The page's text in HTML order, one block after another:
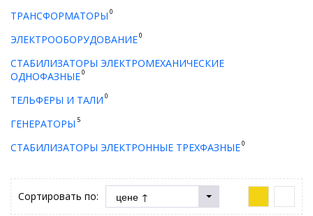
ТРАНСФОРМАТОРЫ 0
ЭЛЕКТРООБОРУДОВАНИЕ0
СТАБИЛИЗАТОРЫ ЭЛЕКТРОМЕХАНИЧЕСКИЕ
ОДНОФАЗНЫЕ0
ТЕЛЬФЕРЫ И ТАЛИ 0
ГЕНЕРАТОРЫ 5
СТАБИЛИЗАТОРЫ ЭЛЕКТРОННЫЕ ТРЕХФАЗНЫЕ0
Сортировать по: